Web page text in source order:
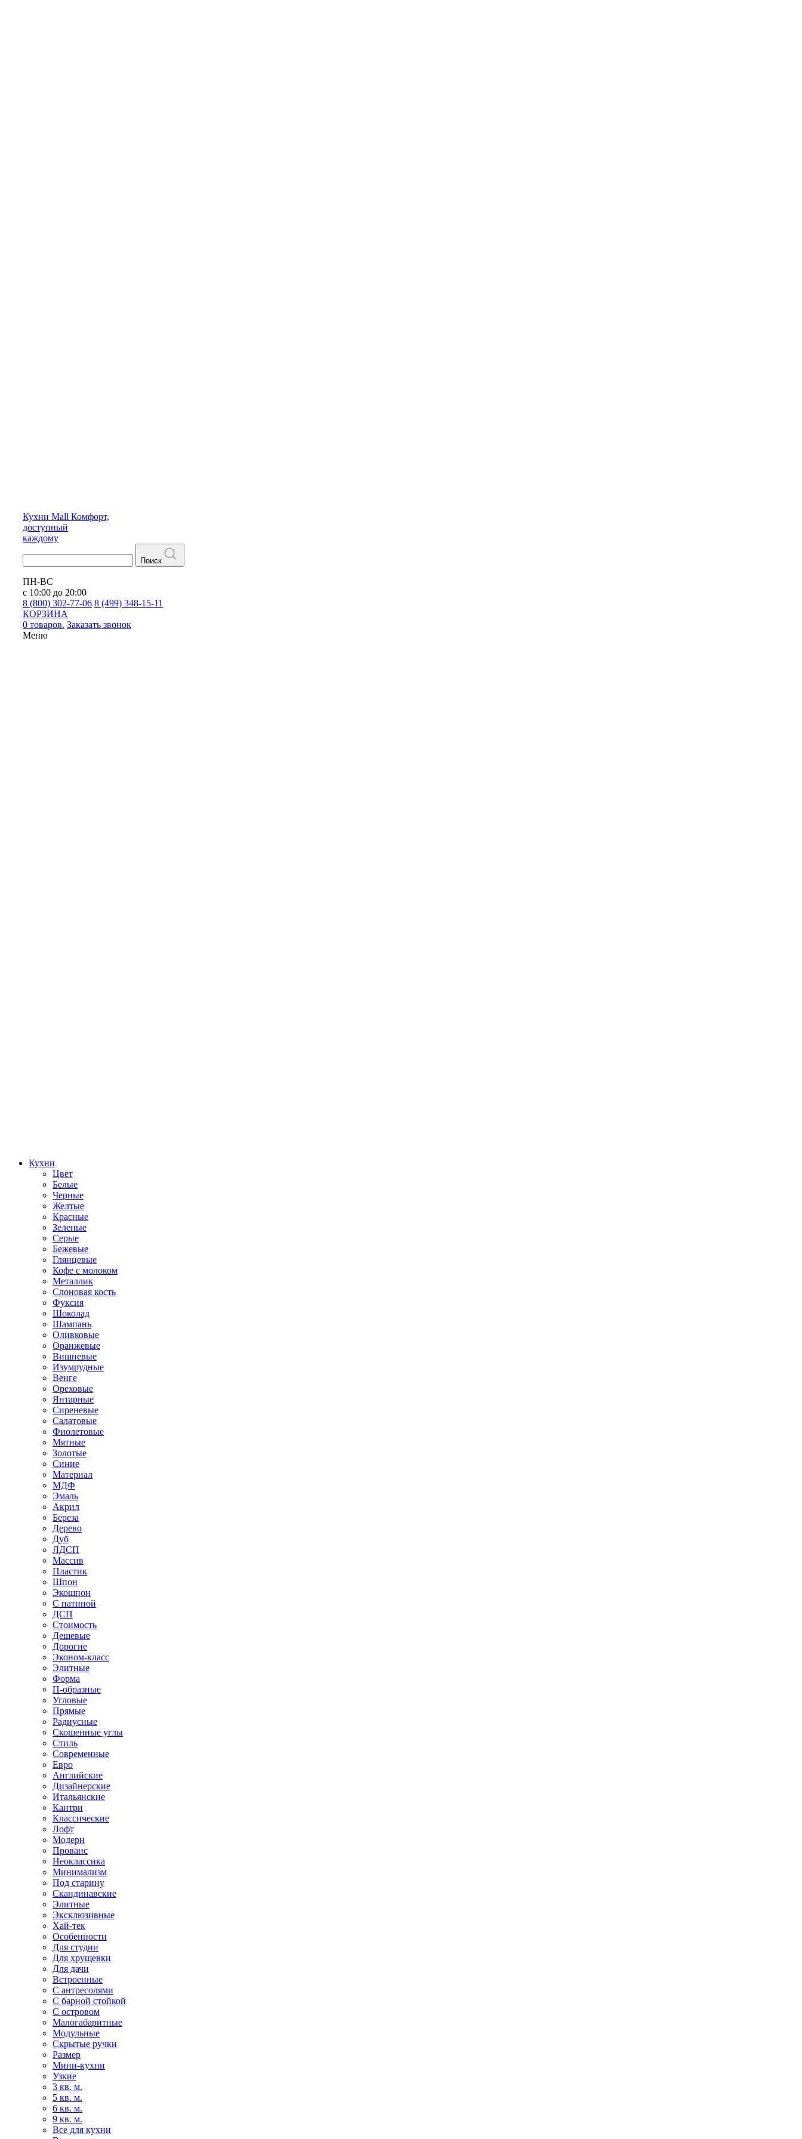
Кухни Mall Комфорт,
доступный
каждому
Поиск
ПН-ВС
с 10:00 до 20:00
8 (800) 302-77-06 8 (499) 348-15-11
КОРЗИНА
0 товаров. Заказать звонок
Меню
Кухни
Цвет
Белые
Черные
Желтые
Красные
Зеленые
Серые
Бежевые
Глянцевые
Кофе с молоком
Металлик
Слоновая кость
Фуксия
Шоколад
Шампань
Оливковые
Оранжевые
Вишневые
Изумрудные
Венге
Ореховые
Янтарные
Сиреневые
Салатовые
Фиолетовые
Мятные
Золотые
Синие
Материал
МДФ
Эмаль
Акрил
Береза
Дерево
Дуб
ЛДСП
Массив
Пластик
Шпон
Экошпон
С патиной
ДСП
Стоимость
Дешевые
Дорогие
Эконом-класс
Элитные
Форма
П-образные
Угловые
Прямые
Радиусные
Скошенные углы
Стиль
Современные
Евро
Английские
Дизайнерские
Итальянские
Кантри
Классические
Лофт
Модерн
Прованс
Неоклассика
Минимализм
Под старину
Скандинавские
Элитные
Эксклюзивные
Хай-тек
Особенности
Для студии
Для хрущевки
Для дачи
Встроенные
С антресолями
С барной стойкой
С островом
Малогабаритные
Модульные
Скрытые ручки
Размер
Мини-кухни
Узкие
3 кв. м.
5 кв. м.
6 кв. м.
9 кв. м.
Все для кухни